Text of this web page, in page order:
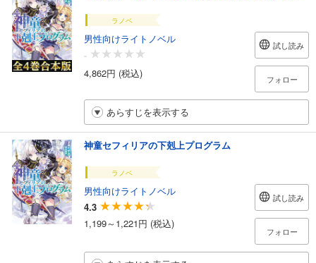
ラノベ
男性向けライトノベル
-
4,862円 (税込)
試し読み
フォロー
あらすじを表示する
神童セフィリアの下剋上プログラム
ラノベ
男性向けライトノベル
4.3
1,199～1,221円 (税込)
試し読み
フォロー